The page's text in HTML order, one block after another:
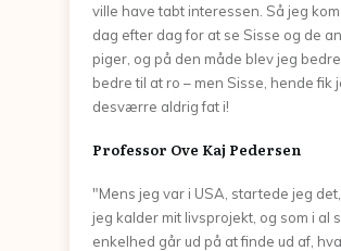
ville have tabt interessen. Så jeg
dag efter dag for at se Sisse og de
piger, og på den måde blev jeg
bedre til at ro – men Sisse, hende fik
desværre aldrig fat i!
Professor Ove Kaj Pedersen
"Mens jeg var i USA, startede jeg
jeg kalder mit livsprojekt, og som i al
enkelhed går ud på at finde ud af,